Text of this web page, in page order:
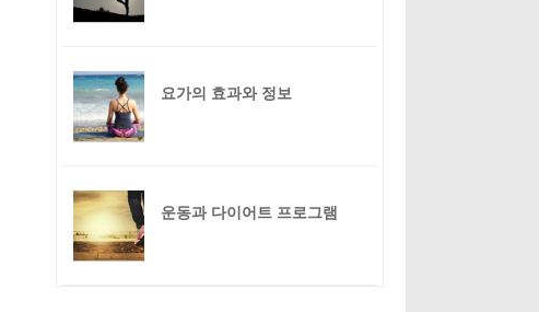
요가의 효과와 정보
운동과 다이어트 프로그램